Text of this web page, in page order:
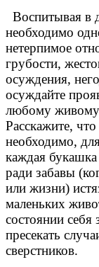
Воспитывая в
необходимо
нетерпимое
грубости,
осуждения,
осуждайте
любому живому
Расскажите,
необходимо,
каждая букашка
ради забавы
или жизни)
маленьких
состоянии себя
пресекать
сверстников.